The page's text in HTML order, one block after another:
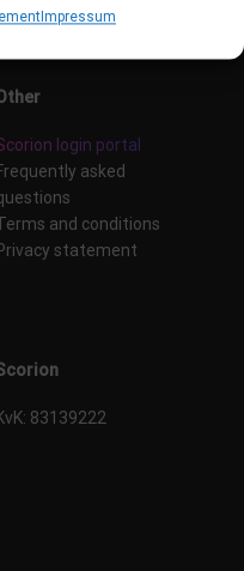
Impressum
login portal
asked
and conditions
statement
83139222